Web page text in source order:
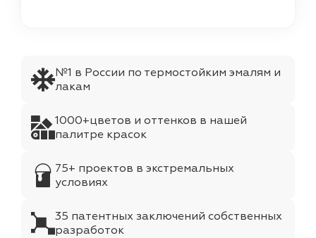
№1 в России по термостойким эмалям и
лакам
1000+цветов и оттенков в нашей
палитре красок
75+ проектов в экстремальных
условиях
35 патентных заключений собственных
разработок